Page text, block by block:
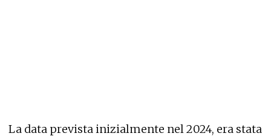
La data prevista inizialmente nel 2024, era stata